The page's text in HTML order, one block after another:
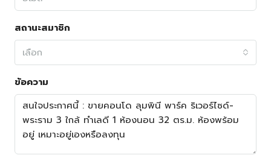
สถานะสมาชิก
เลือก
ข้อความ